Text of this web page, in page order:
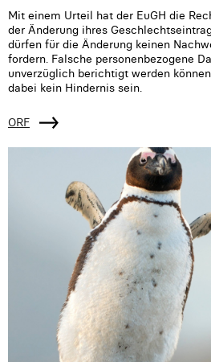
Mit einem Urteil hat der EuGH die
der Änderung ihres
dürfen für die Änderung keinen
fordern. Falsche personenbezogene
unverzüglich berichtigt werden
dabei kein Hindernis sein.
ORF